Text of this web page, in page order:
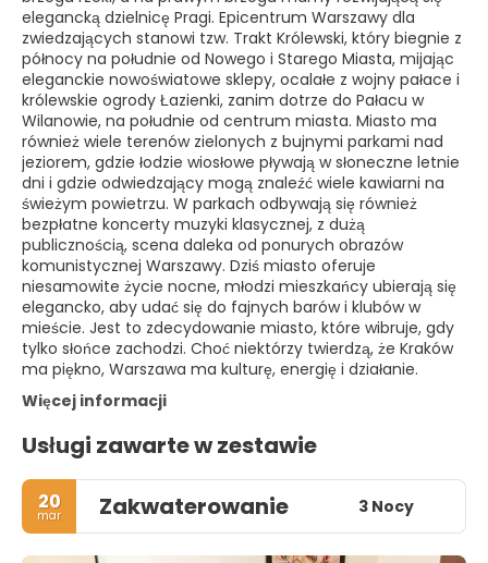
elegancką dzielnicę Pragi. Epicentrum Warszawy dla
zwiedzających stanowi tzw. Trakt Królewski, który biegnie z
północy na południe od Nowego i Starego Miasta, mijając
eleganckie nowoświatowe sklepy, ocalałe z wojny pałace i
królewskie ogrody Łazienki, zanim dotrze do Pałacu w
Wilanowie, na południe od centrum miasta. Miasto ma
również wiele terenów zielonych z bujnymi parkami nad
jeziorem, gdzie łodzie wiosłowe pływają w słoneczne letnie
dni i gdzie odwiedzający mogą znaleźć wiele kawiarni na
świeżym powietrzu. W parkach odbywają się również
bezpłatne koncerty muzyki klasycznej, z dużą
publicznością, scena daleka od ponurych obrazów
komunistycznej Warszawy. Dziś miasto oferuje
niesamowite życie nocne, młodzi mieszkańcy ubierają się
elegancko, aby udać się do fajnych barów i klubów w
mieście. Jest to zdecydowanie miasto, które wibruje, gdy
tylko słońce zachodzi. Choć niektórzy twierdzą, że Kraków
ma piękno, Warszawa ma kulturę, energię i działanie.
Więcej informacji
Usługi zawarte w zestawie
20
mar Zakwaterowanie 3 Nocy